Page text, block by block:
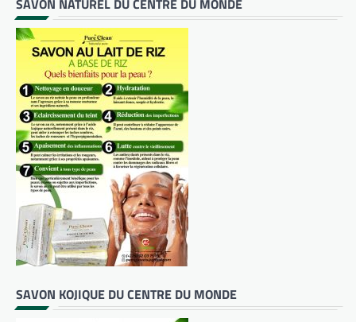
SAVON KOJIQUE DU CENTRE DU MONDE